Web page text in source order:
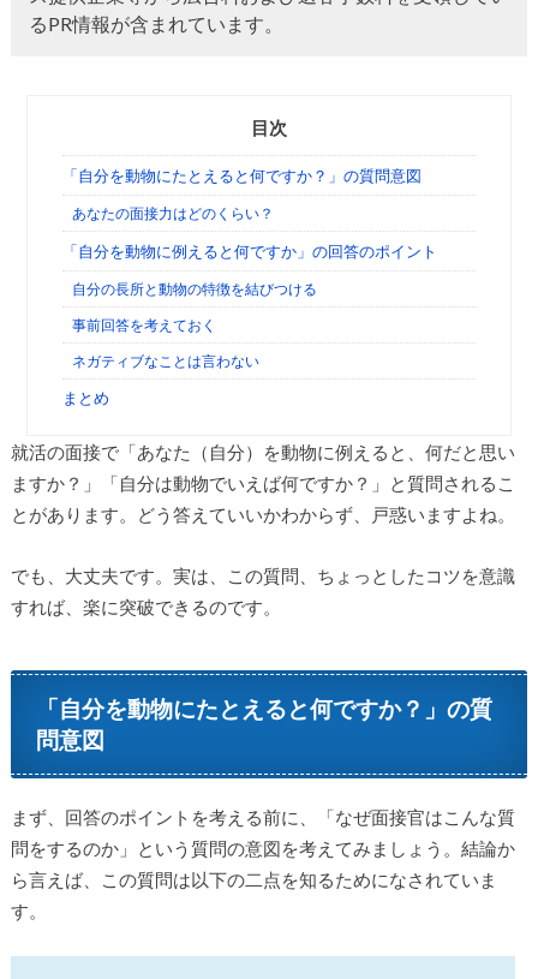
るPR情報が含まれています。
目次
「自分を動物にたとえると何ですか？」の質問意図
あなたの面接力はどのくらい？
「自分を動物に例えると何ですか」の回答のポイント
自分の長所と動物の特徴を結びつける
事前回答を考えておく
ネガティブなことは言わない
まとめ
就活の面接で「あなた（自分）を動物に例えると、何だと思い
ますか？」「自分は動物でいえば何ですか？」と質問されるこ
とがあります。どう答えていいかわからず、戸惑いますよね。
でも、大丈夫です。実は、この質問、ちょっとしたコツを意識
すれば、楽に突破できるのです。
「自分を動物にたとえると何ですか？」の質
問意図
まず、回答のポイントを考える前に、「なぜ面接官はこんな質
問をするのか」という質問の意図を考えてみましょう。結論か
ら言えば、この質問は以下の二点を知るためになされていま
す。